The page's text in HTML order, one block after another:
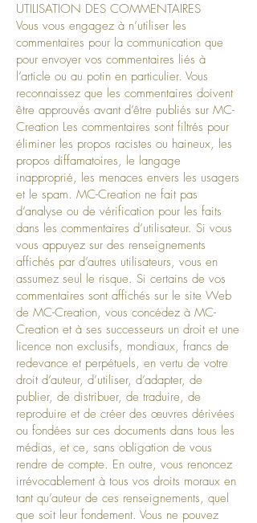
UTILISATION DES COMMENTAIRES
Vous vous engagez à n’utiliser les
commentaires pour la communication que
pour envoyer vos commentaires liés à
l’article ou au potin en particulier. Vous
reconnaissez que les commentaires doivent
être approuvés avant d’être publiés sur MC-
Creation Les commentaires sont filtrés pour
éliminer les propos racistes ou haineux, les
propos diffamatoires, le langage
inapproprié, les menaces envers les usagers
et le spam. MC-Creation ne fait pas
d’analyse ou de vérification pour les faits
dans les commentaires d’utilisateur. Si vous
vous appuyez sur des renseignements
affichés par d’autres utilisateurs, vous en
assumez seul le risque. Si certains de vos
commentaires sont affichés sur le site Web
de MC-Creation, vous concédez à MC-
Creation et à ses successeurs un droit et une
licence non exclusifs, mondiaux, francs de
redevance et perpétuels, en vertu de votre
droit d’auteur, d’utiliser, d’adapter, de
publier, de distribuer, de traduire, de
reproduire et de créer des œuvres dérivées
ou fondées sur ces documents dans tous les
médias, et ce, sans obligation de vous
rendre de compte. En outre, vous renoncez
irrévocablement à tous vos droits moraux en
tant qu’auteur de ces renseignements, quel
que soit leur fondement. Vous ne pouvez